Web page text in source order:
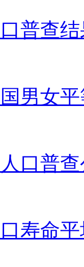
普查
男女
口普
寿命